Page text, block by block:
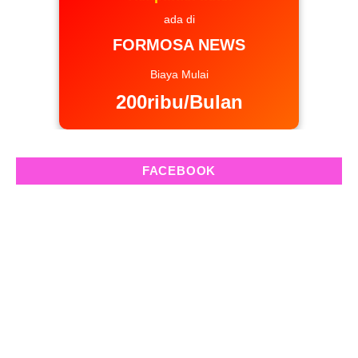
ada di
FORMOSA NEWS
Biaya Mulai
200ribu/Bulan
FACEBOOK